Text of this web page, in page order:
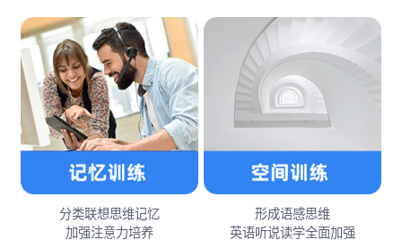
分类联想思维记忆
加强注意力培养
形成语感思维
英语听说读学全面加强